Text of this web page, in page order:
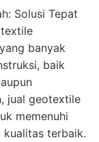
Solusi Tepat
banyak
baik
jual geotextile
memenuhi
kualitas terbaik.